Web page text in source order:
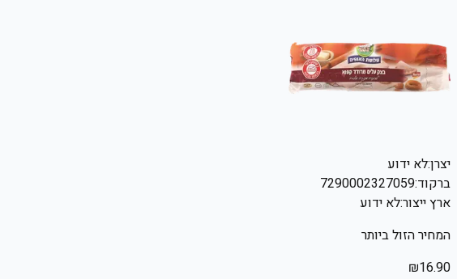
יצרן:לא ידוע
ברקוד:7290002327059
ארץ ייצור:לא ידוע
המחיר הזול ביותר
₪16.90